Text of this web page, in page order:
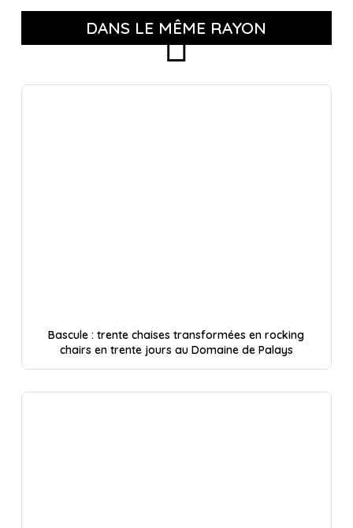
DANS LE MÊME RAYON
Bascule : trente chaises transformées en rocking
chairs en trente jours au Domaine de Palays